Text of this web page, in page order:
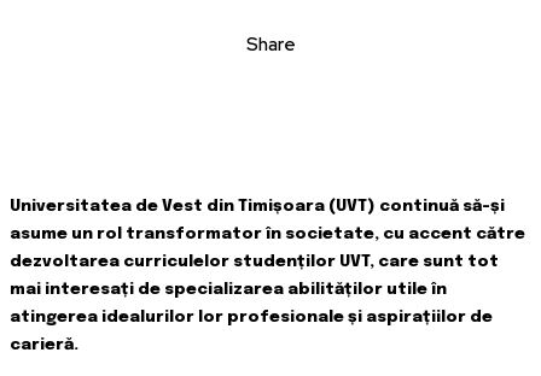
Share
Universitatea de Vest din Timișoara (UVT) continuă să-și
asume un rol transformator în societate, cu accent către
dezvoltarea curriculelor studenților UVT, care sunt tot
mai interesați de specializarea abilităților utile în
atingerea idealurilor lor profesionale și aspirațiilor de
carieră.